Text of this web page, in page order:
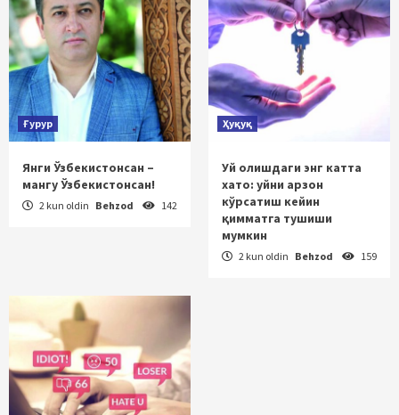
Ғурур
Янги Ўзбекистонсан –
мангу Ўзбекистонсан!
2 kun oldin Behzod 142
Ҳуқуқ
Уй олишдаги энг катта
хато: уйни арзон
кўрсатиш кейин
қимматга тушиши
мумкин
2 kun oldin Behzod 159